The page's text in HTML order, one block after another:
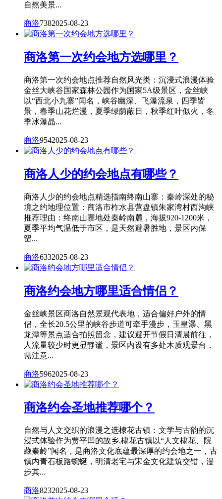
自然美景...
商洛7382025-08-23
商洛第一次约会地方选哪里？
商洛第一次约会地点推荐自然风光类：沉浸式浪漫体验
金丝大峡谷国家森林公园作为国家5A级景区，金丝峡
以“西北小九寨”闻名，峡谷幽深、飞瀑流泉，四季皆
景，春季山花烂漫，夏季绿荫蔽日，秋季红叶似火，冬
季冰瀑晶...
商洛9542025-08-23
商洛人少的约会地点有哪些？
商洛人少的约会地点精选指南终南山寨：秦岭深处的秘
境之约地理位置：商洛市柞水县营盘镇朱家湾村西沟峡
推荐理由：终南山寨地处秦岭南麓，海拔920-1200米，
夏季平均气温低于市区，是天然避暑胜地，景区内保
留...
商洛6332025-08-23
商洛约会地方哪里适合情侣？
金丝峡景区商洛自然景观代表地，适合偏好户外的情
侣，全长20.5公里的峡谷步道可牵手漫步，玉皇瀑、黑
龙潭等景点适合拍照留念，建议避开节假日清晨前往，
人流量较少时更显静谧，景区内设有多处木质观景台，
需注意...
商洛5962025-08-23
商洛约会圣地推荐哪个？
自然与人文交织的浪漫之选棣花古镇：文学与古韵的沉
浸式体验作为贾平凹的故乡,棣花古镇以“人文棣花、院
藏秦岭”闻名，是商洛文化底蕴最深厚的约会地之一，古
镇内青石板路蜿蜒，明清老宅与宋金文化建筑交错，漫
步其...
商洛8232025-08-23